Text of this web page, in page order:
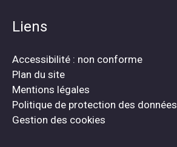
Liens
Accessibilité : non conforme
Plan du site
Mentions légales
Politique de protection des données
Gestion des cookies